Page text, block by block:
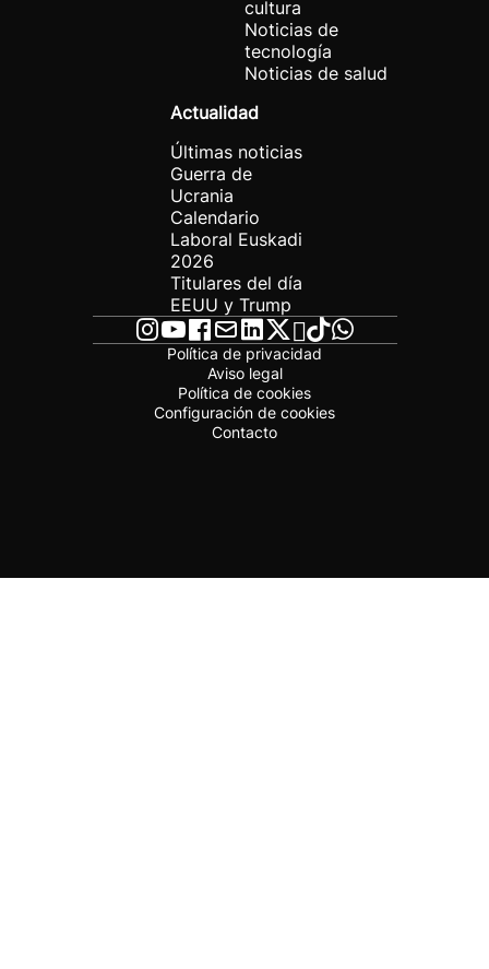
cultura
Noticias de
tecnología
Noticias de salud
Actualidad
Últimas noticias
Guerra de
Ucrania
Calendario
Laboral Euskadi
2026
Titulares del día
EEUU y Trump
Política de privacidad
Aviso legal
Política de cookies
Configuración de cookies
Contacto